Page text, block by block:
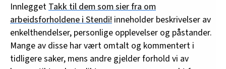
InnleggetTakk til dem som sier fra om
arbeidsforholdene i Stendi! inneholder beskrivelser av
enkelthendelser, personlige opplevelser og påstander.
Mange av disse har vært omtalt og kommentert i
tidligere saker, mens andre gjelder forhold vi av